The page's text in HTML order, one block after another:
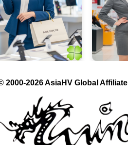
2000-2026 AsiaHV Global Affiliate